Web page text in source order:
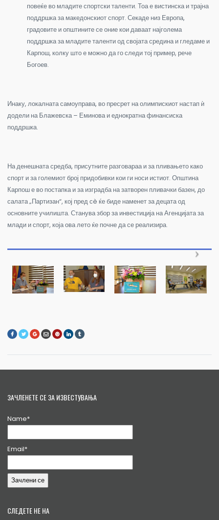
повеќе во младите спортски таленти. Тоа е вистинска и трајна
поддршка за македонскиот спорт. Секаде низ Европа,
градовите и општините се оние кои даваат најголема
поддршка за младите таленти од својата средина и гледаме и
Карпош, колку што е можно да го следи тој пример, рече
Богоев.
Инаку, локалната самоуправа, во пресрет на олимпискиот настап ѝ
додели на Блажевска – Еминова и еднократна финансиска
поддршка.
На денешната средба, присутните разговараа и за пливањето како
спорт и за големиот број придобивки кои ги носи истиот. Општина
Карпош е во постапка и за изградба на затворен пливачки базен, до
салата „Партизан“, кој пред сè ќе биде наменет за децата од
основните училишта. Станува збор за инвестиција на Агенцијата за
млади и спорт, која ова лето ќе почне да се реализира.
ЗАЧЛЕНЕТЕ СЕ ЗА ИЗВЕСТУВАЊА
Name*
Email*
СЛЕДЕТЕ НЕ НА